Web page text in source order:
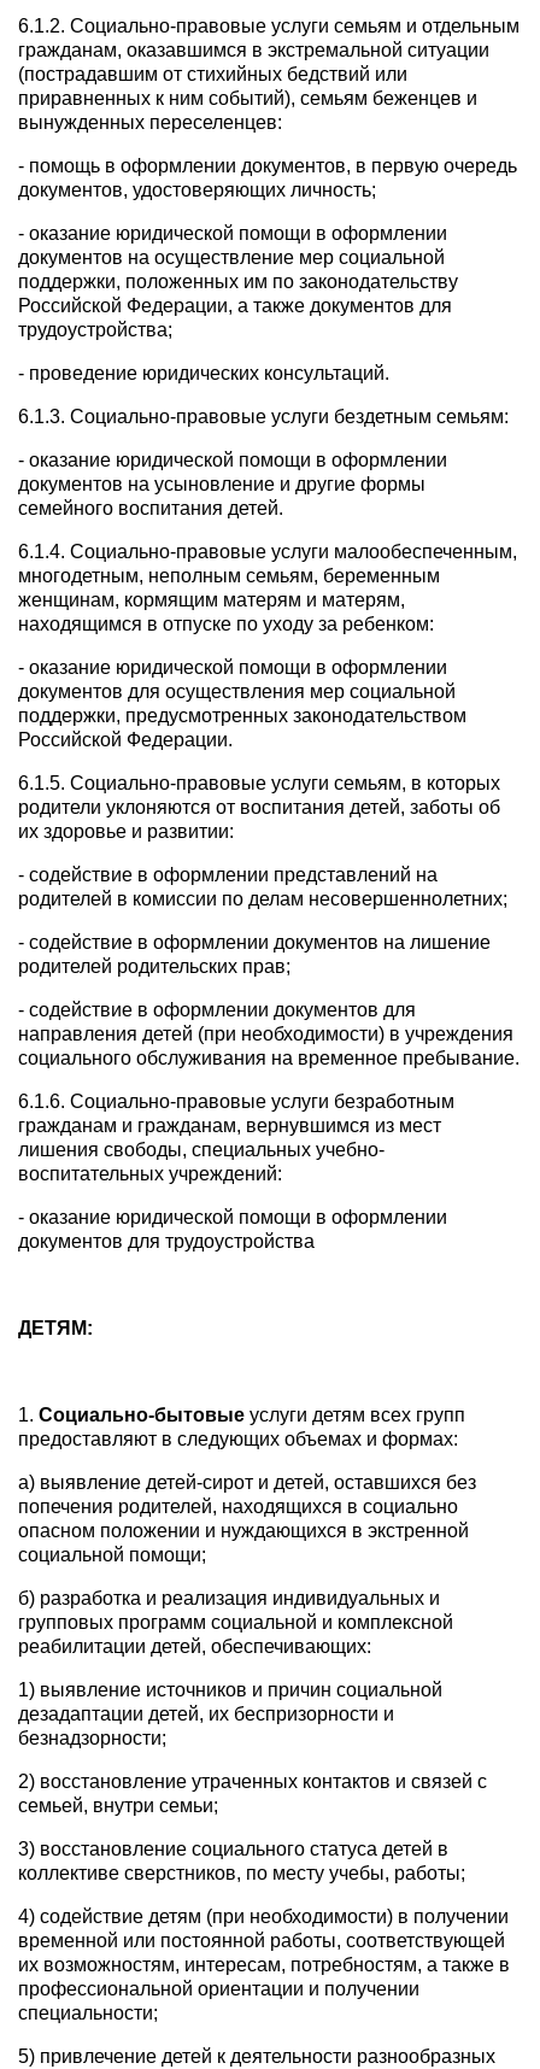
6.1.2. Социально-правовые услуги семьям и отдельным
гражданам, оказавшимся в экстремальной ситуации
(пострадавшим от стихийных бедствий или
приравненных к ним событий), семьям беженцев и
вынужденных переселенцев:
- помощь в оформлении документов, в первую очередь
документов, удостоверяющих личность;
- оказание юридической помощи в оформлении
документов на осуществление мер социальной
поддержки, положенных им по законодательству
Российской Федерации, а также документов для
трудоустройства;
- проведение юридических консультаций.
6.1.3. Социально-правовые услуги бездетным семьям:
- оказание юридической помощи в оформлении
документов на усыновление и другие формы
семейного воспитания детей.
6.1.4. Социально-правовые услуги малообеспеченным,
многодетным, неполным семьям, беременным
женщинам, кормящим матерям и матерям,
находящимся в отпуске по уходу за ребенком:
- оказание юридической помощи в оформлении
документов для осуществления мер социальной
поддержки, предусмотренных законодательством
Российской Федерации.
6.1.5. Социально-правовые услуги семьям, в которых
родители уклоняются от воспитания детей, заботы об
их здоровье и развитии:
- содействие в оформлении представлений на
родителей в комиссии по делам несовершеннолетних;
- содействие в оформлении документов на лишение
родителей родительских прав;
- содействие в оформлении документов для
направления детей (при необходимости) в учреждения
социального обслуживания на временное пребывание.
6.1.6. Социально-правовые услуги безработным
гражданам и гражданам, вернувшимся из мест
лишения свободы, специальных учебно-
воспитательных учреждений:
- оказание юридической помощи в оформлении
документов для трудоустройства
ДЕТЯМ:
1. Социально-бытовые услуги детям всех групп
предоставляют в следующих объемах и формах:
а) выявление детей-сирот и детей, оставшихся без
попечения родителей, находящихся в социально
опасном положении и нуждающихся в экстренной
социальной помощи;
б) разработка и реализация индивидуальных и
групповых программ социальной и комплексной
реабилитации детей, обеспечивающих:
1) выявление источников и причин социальной
дезадаптации детей, их беспризорности и
безнадзорности;
2) восстановление утраченных контактов и связей с
семьей, внутри семьи;
3) восстановление социального статуса детей в
коллективе сверстников, по месту учебы, работы;
4) содействие детям (при необходимости) в получении
временной или постоянной работы, соответствующей
их возможностям, интересам, потребностям, а также в
профессиональной ориентации и получении
специальности;
5) привлечение детей к деятельности разнообразных